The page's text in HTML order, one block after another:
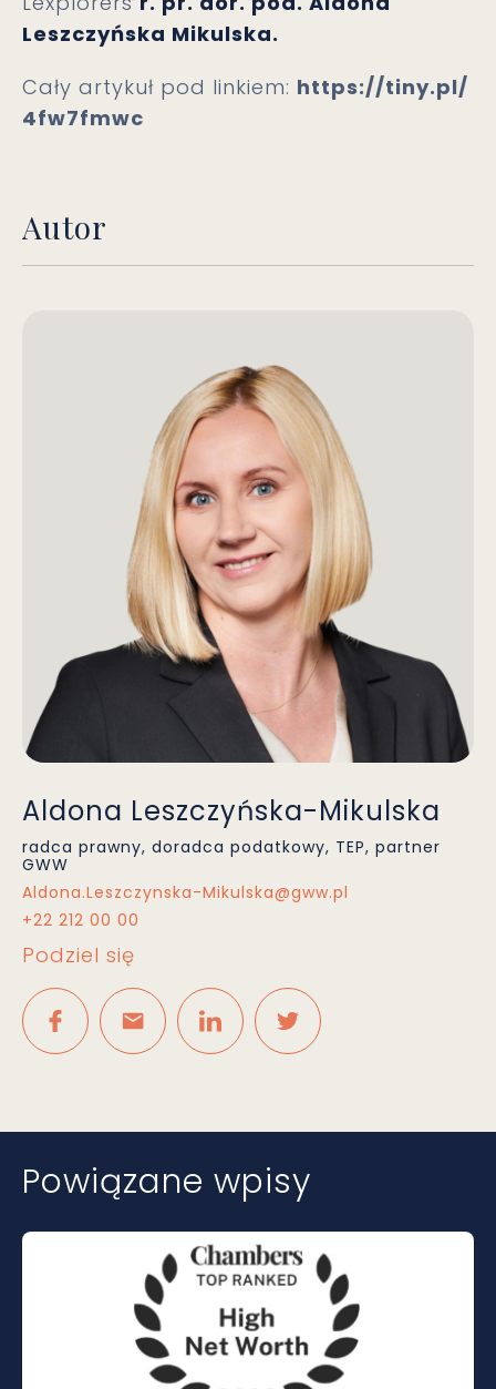
Leszczyńska Mikulska.
Cały artykuł pod linkiem: https://tiny.pl/
4fw7fmwc
Autor
Aldona Leszczyńska-Mikulska
radca prawny, doradca podatkowy, TEP, partner
GWW
Aldona.Leszczynska-Mikulska@gww.pl
+22 212 00 00
Podziel się
Powiązane wpisy